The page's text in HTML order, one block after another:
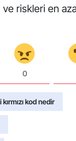
ve riskleri en
0
kod nedir